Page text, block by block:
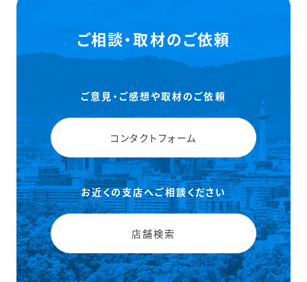
ご相談・取材のご依頼
ご意見・ご感想や取材のご依頼
コンタクトフォーム
お近くの支店へご相談ください
店舗検索